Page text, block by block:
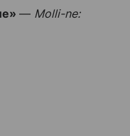
— Molli-ne: